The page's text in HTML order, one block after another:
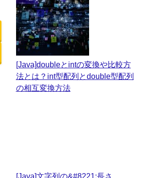
[Java]doubleとintの変換や比較方
法とは？int型配列とdouble型配列
の相互変換方法